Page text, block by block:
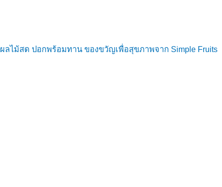
ผลไม้สด ปอกพร้อมทาน ของขวัญเพื่อสุขภาพจาก Simple Fruits